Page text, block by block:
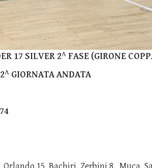
17 SILVER 2^ FASE (GIRONE
2^ GIORNATA ANDATA